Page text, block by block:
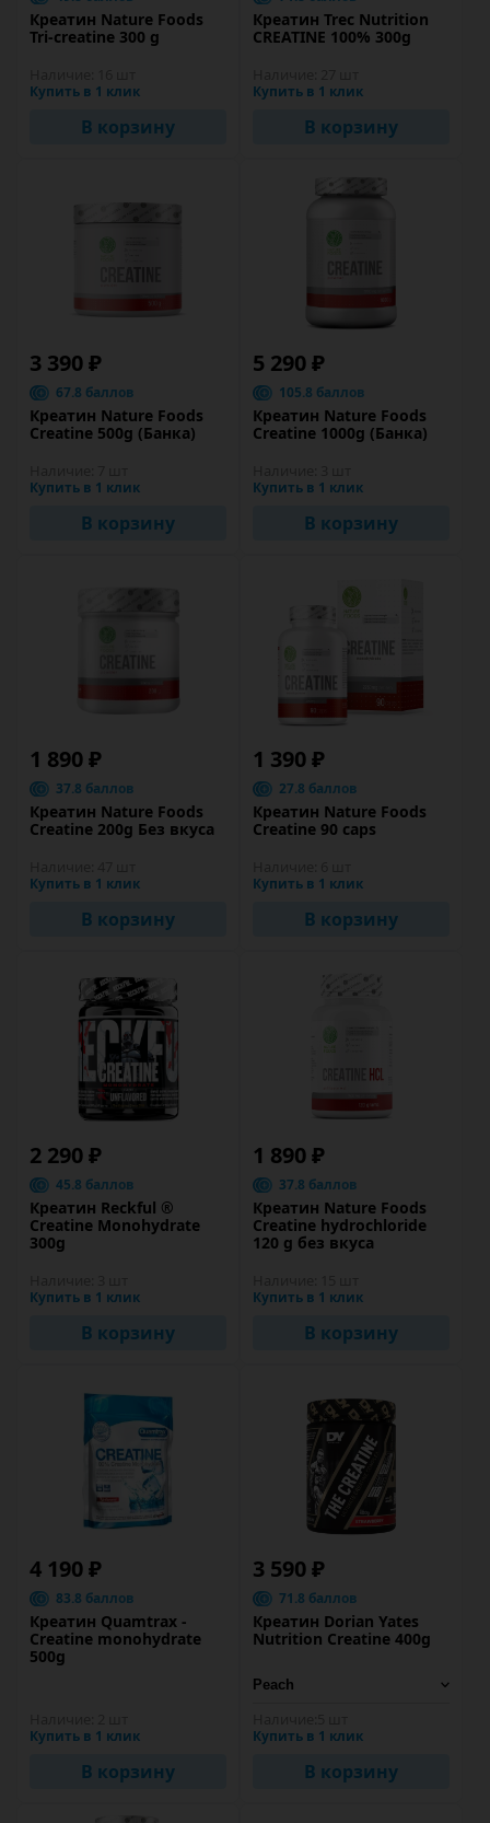
Креатин Nature Foods
Tri-creatine 300 g
Купить в 1 клик
В корзину
Креатин Trec Nutrition
CREATINE 100% 300g
Купить в 1 клик
В корзину
3 390 ₽
67.8 баллов
Креатин Nature Foods
Creatine 500g (Банка)
Купить в 1 клик
В корзину
5 290 ₽
105.8 баллов
Креатин Nature Foods
Creatine 1000g (Банка)
Купить в 1 клик
В корзину
1 890 ₽
37.8 баллов
Креатин Nature Foods
Creatine 200g Без вкуса
Купить в 1 клик
В корзину
1 390 ₽
27.8 баллов
Креатин Nature Foods
Creatine 90 caps
Купить в 1 клик
В корзину
2 290 ₽
45.8 баллов
Креатин Reckful ®
Creatine Monohydrate
300g
Купить в 1 клик
В корзину
1 890 ₽
37.8 баллов
Креатин Nature Foods
Creatine hydrochloride
120 g без вкуса
Купить в 1 клик
В корзину
4 190 ₽
83.8 баллов
Креатин Quamtrax -
Creatine monohydrate
500g
Купить в 1 клик
В корзину
3 590 ₽
71.8 баллов
Креатин Dorian Yates
Nutrition Creatine 400g
Купить в 1 клик
В корзину